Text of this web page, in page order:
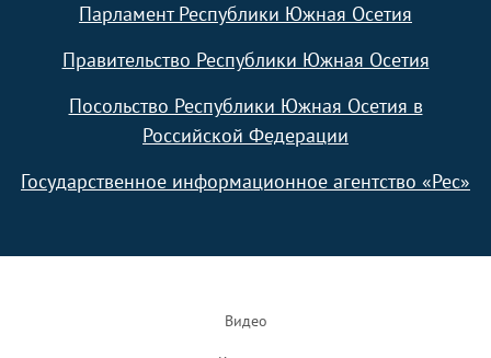
Парламент Республики Южная Осетия
Правительство Республики Южная Осетия
Посольство Республики Южная Осетия в
Российской Федерации
Государственное информационное агентство «Рес»
Видео